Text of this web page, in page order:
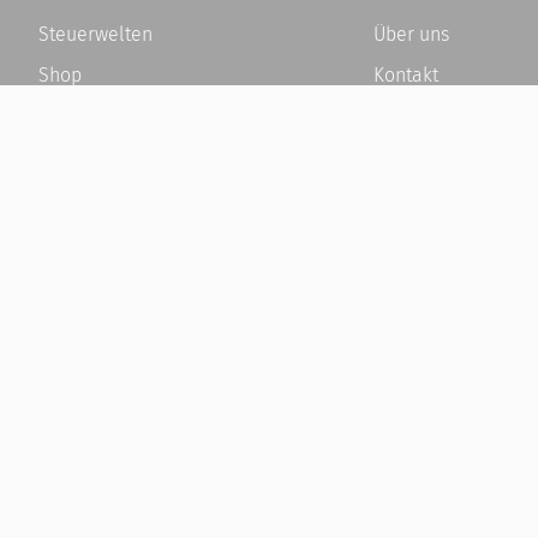
Steuerwelten
Shop
Über uns
Kontakt